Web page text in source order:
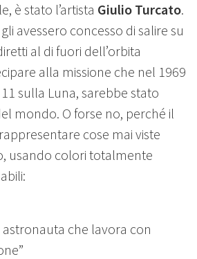
è stato l’artista Giulio Turcato.
avessero concesso di salire su
al di fuori dell’orbita
alla missione che nel 1969
sulla Luna, sarebbe stato
mondo. O forse no, perché il
cose mai viste
usando colori totalmente
astronauta che lavora con